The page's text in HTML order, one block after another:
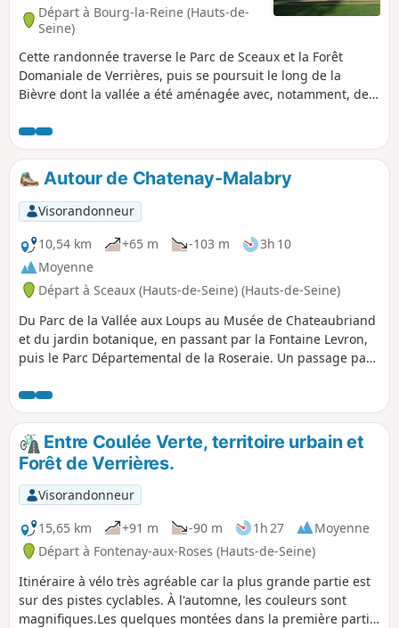
Départ à Bourg-la-Reine (Hauts-de-
Seine)
Cette randonnée traverse le Parc de Sceaux et la Forêt
Domaniale de Verrières, puis se poursuit le long de la
Bièvre dont la vallée a été aménagée avec, notamment, de
d'autant d'espaces verts surprend dans une région par
ailleurs fortement urbanisée.
Autour de Chatenay-Malabry
Visorandonneur
10,54 km
+65 m -103 m
3h 10
Moyenne
Départ à Sceaux (Hauts-de-Seine) (Hauts-de-Seine)
Du Parc de la Vallée aux Loups au Musée de Chateaubriand
et du jardin botanique, en passant par la Fontaine Levron,
puis le Parc Départemental de la Roseraie. Un passage par
rencontre de l'Octogone et, pour finir, par le Château de
Sceaux datant du XVIIe siècle.
Entre Coulée Verte, territoire urbain et
Forêt de Verrières.
Visorandonneur
15,65 km
+91 m -90 m 1h 27
Moyenne
Départ à Fontenay-aux-Roses (Hauts-de-Seine)
Itinéraire à vélo très agréable car la plus grande partie est
sur des pistes cyclables. À l'automne, les couleurs sont
magnifiques.Les quelques montées dans la première partie